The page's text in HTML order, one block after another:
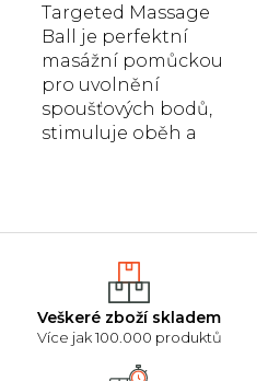
Veškeré zboží skladem
Více jak 100.000 produktů
Targeted Massage
Ball je perfektní
masážní pomůckou
pro uvolnění
spoušťových bodů,
stimuluje oběh a